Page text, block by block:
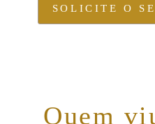
SOLICITE O
Quem